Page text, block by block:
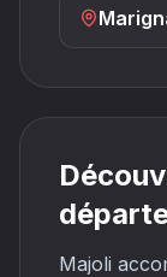
Majoli